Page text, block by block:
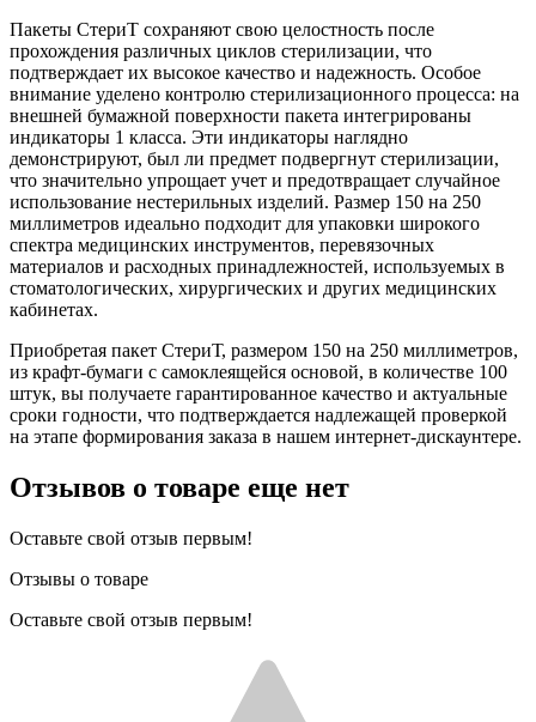
Пакеты СтериТ сохраняют свою целостность после
прохождения различных циклов стерилизации, что
подтверждает их высокое качество и надежность. Особое
внимание уделено контролю стерилизационного процесса: на
внешней бумажной поверхности пакета интегрированы
индикаторы 1 класса. Эти индикаторы наглядно
демонстрируют, был ли предмет подвергнут стерилизации,
что значительно упрощает учет и предотвращает случайное
использование нестерильных изделий. Размер 150 на 250
миллиметров идеально подходит для упаковки широкого
спектра медицинских инструментов, перевязочных
материалов и расходных принадлежностей, используемых в
стоматологических, хирургических и других медицинских
кабинетах.
Приобретая пакет СтериТ, размером 150 на 250 миллиметров,
из крафт-бумаги с самоклеящейся основой, в количестве 100
штук, вы получаете гарантированное качество и актуальные
сроки годности, что подтверждается надлежащей проверкой
на этапе формирования заказа в нашем интернет-дискаунтере.
Отзывов о товаре еще нет
Оставьте свой отзыв первым!
Отзывы о товаре
Оставьте свой отзыв первым!